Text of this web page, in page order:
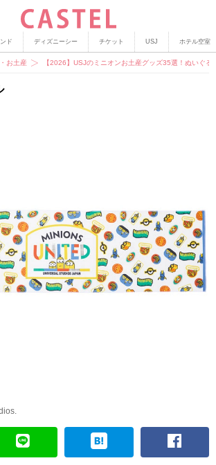
ド ディズニーシー チケット USJ ホテル空室
お土産 【2026】USJのミニオンお土産グッズ35選！ぬいぐ